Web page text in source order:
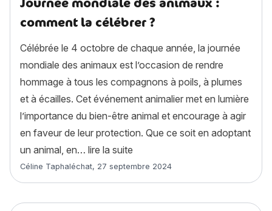
comment la célébrer ?
Célébrée le 4 octobre de chaque année, la journée
mondiale des animaux est l’occasion de rendre
hommage à tous les compagnons à poils, à plumes
et à écailles. Cet événement animalier met en lumière
l’importance du bien-être animal et encourage à agir
en faveur de leur protection. Que ce soit en adoptant
un animal, en… lire la suite
Article rédigé par
Céline Taphaléchat, 27 septembre 2024